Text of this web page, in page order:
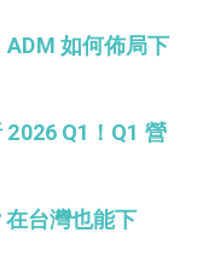
如何佈局下
Q1！Q1 營
台灣也能下